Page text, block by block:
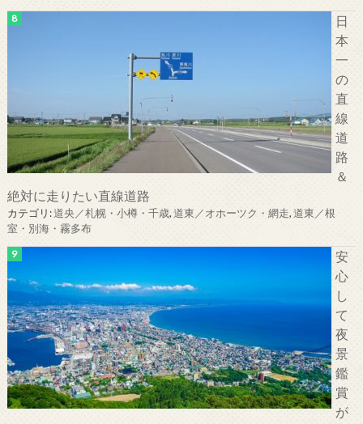
日
本
一
の
直
線
道
路
＆
絶対に走りたい直線道路
カテゴリ:道央／札幌・小樽・千歳,道東／オホーツク・網走,道東／根
室・別海・霧多布
安
心
し
て
夜
景
鑑
賞
が